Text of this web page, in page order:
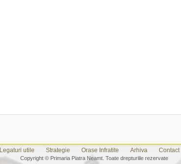
Legaturi utile Strategie Orase Infratite Arhiva Contact
Copyright © Primaria Piatra Neamt. Toate drepturiile rezervate